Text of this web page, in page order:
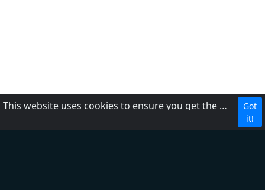
This website uses cookies to ensure you get the best experience on our website.
Got
it!